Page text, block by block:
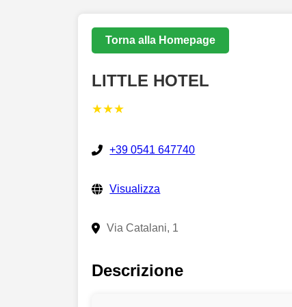
Torna alla Homepage
LITTLE HOTEL
★★★
+39 0541 647740
Visualizza
Via Catalani, 1
Descrizione